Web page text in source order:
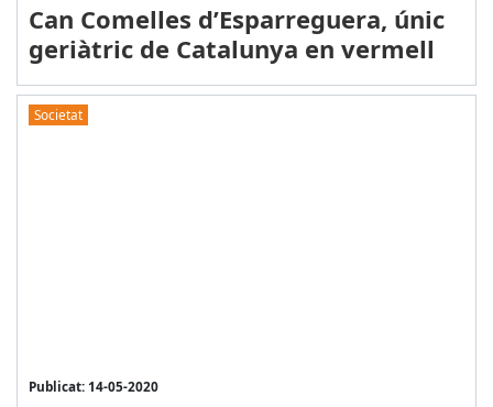
Can Comelles d’Esparreguera, únic
geriàtric de Catalunya en vermell
Societat
Publicat: 14-05-2020